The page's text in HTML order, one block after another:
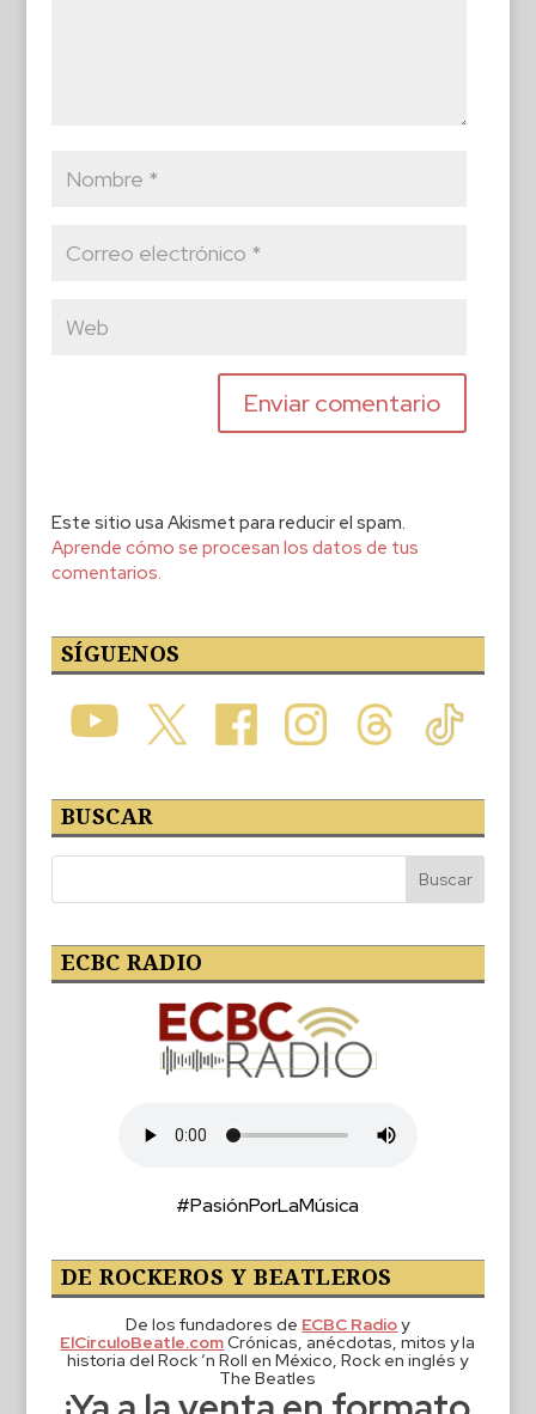
Este sitio usa Akismet para reducir el spam.
Aprende cómo se procesan los datos de tus
comentarios.
SÍGUENOS
BUSCAR
ECBC RADIO
#PasiónPorLaMúsica
DE ROCKEROS Y BEATLEROS
De los fundadores de ECBC Radioy
ElCirculoBeatle.comCrónicas, anécdotas, mitos y la
historia del Rock ‘n Roll en México, Rock en inglés y
The Beatles